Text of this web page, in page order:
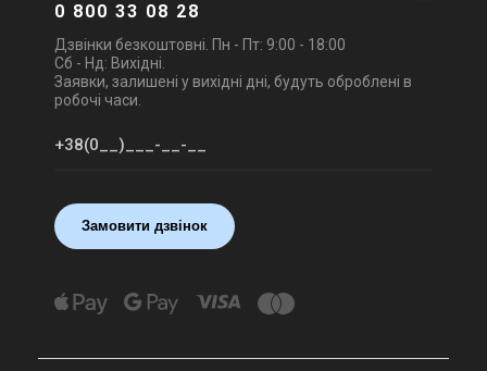
0 800 33 08 28
Дзвінки безкоштовні. Пн - Пт: 9:00 - 18:00
Сб - Нд: Вихідні.
Заявки, залишені у вихідні дні, будуть оброблені в
робочі часи.
Замовити дзвінок